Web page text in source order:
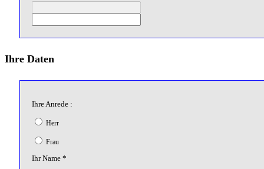
Ihre Daten
Ihre Anrede :
Herr
Frau
Ihr Name *